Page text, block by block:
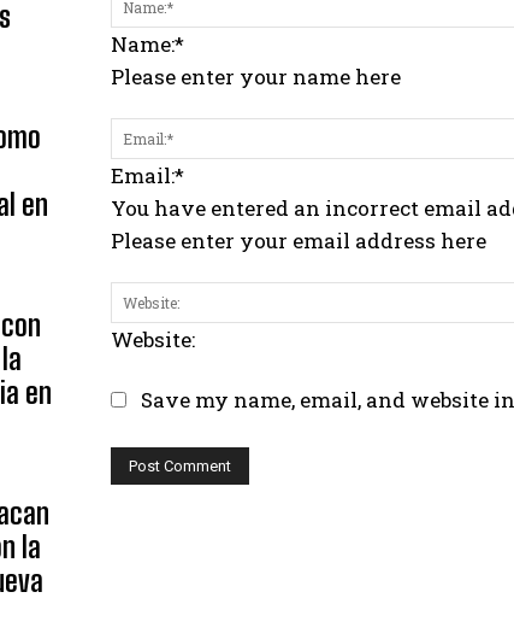
en
en
la
Name:*
Please enter your name here
Email:*
You have entered an incorrect email
Please enter your email address here
Website:
Save my name, email, and website